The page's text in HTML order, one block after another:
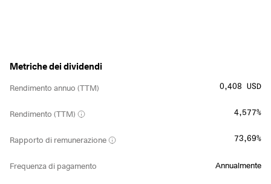
Metriche dei dividendi
Rendimento annuo (TTM) 0,408 USD
Rendimento (TTM) 4,577%
Rapporto di remunerazione 73,69%
Frequenza di pagamento Annualmente